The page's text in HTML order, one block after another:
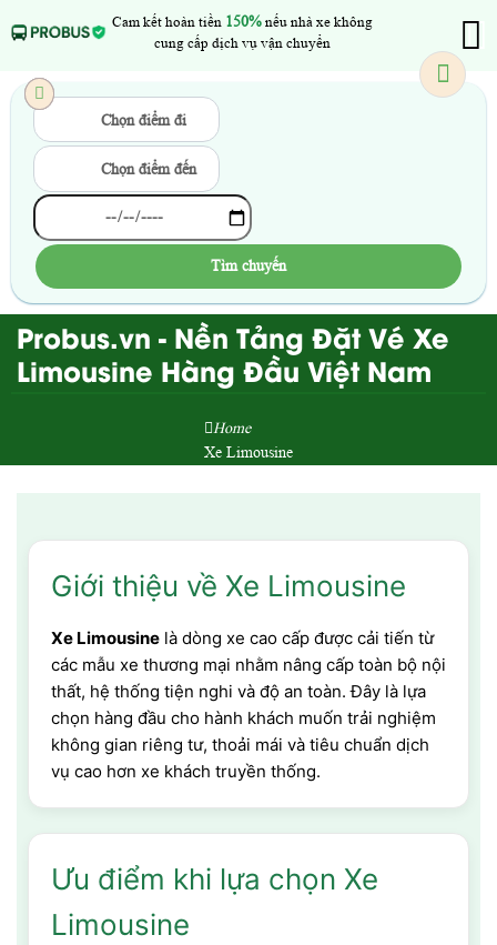
Cam kết hoàn tiền 150% nếu nhà xe không
cung cấp dịch vụ vận chuyển
Chọn điểm đi
Chọn điểm đến
Tìm chuyến
Probus.vn - Nền Tảng Đặt Vé Xe
Limousine Hàng Đầu Việt Nam
Home
Xe Limousine
Giới thiệu về Xe Limousine
Xe Limousine là dòng xe cao cấp được cải tiến từ
các mẫu xe thương mại nhằm nâng cấp toàn bộ nội
thất, hệ thống tiện nghi và độ an toàn. Đây là lựa
chọn hàng đầu cho hành khách muốn trải nghiệm
không gian riêng tư, thoải mái và tiêu chuẩn dịch
vụ cao hơn xe khách truyền thống.
Ưu điểm khi lựa chọn Xe
Limousine